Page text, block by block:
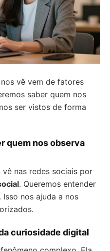
vê vem de fatores
saber quem nos
ser vistos de forma
quem nos observa
vê nas redes sociais por
. Queremos entender
nos ajuda a nos
curiosidade digital